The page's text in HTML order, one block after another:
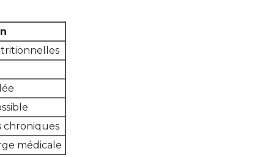
chroniques
médicale